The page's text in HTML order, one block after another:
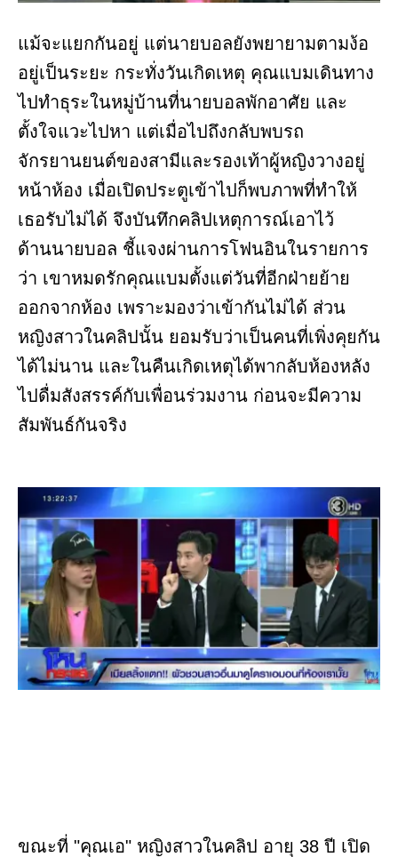
แม้จะแยกกันอยู่ แต่นายบอลยังพยายามตามง้อ
อยู่เป็นระยะ กระทั่งวันเกิดเหตุ คุณแบมเดินทาง
ไปทำธุระในหมู่บ้านที่นายบอลพักอาศัย และ
ตั้งใจแวะไปหา แต่เมื่อไปถึงกลับพบรถ
จักรยานยนต์ของสามีและรองเท้าผู้หญิงวางอยู่
หน้าห้อง เมื่อเปิดประตูเข้าไปก็พบภาพที่ทำให้
เธอรับไม่ได้ จึงบันทึกคลิปเหตุการณ์เอาไว้
ด้านนายบอล ชี้แจงผ่านการโฟนอินในรายการ
ว่า เขาหมดรักคุณแบมตั้งแต่วันที่อีกฝ่ายย้าย
ออกจากห้อง เพราะมองว่าเข้ากันไม่ได้ ส่วน
หญิงสาวในคลิปนั้น ยอมรับว่าเป็นคนที่เพิ่งคุยกัน
ได้ไม่นาน และในคืนเกิดเหตุได้พากลับห้องหลัง
ไปดื่มสังสรรค์กับเพื่อนร่วมงาน ก่อนจะมีความ
สัมพันธ์กันจริง
ขณะที่ "คุณเอ" หญิงสาวในคลิป อายุ 38 ปี เปิด